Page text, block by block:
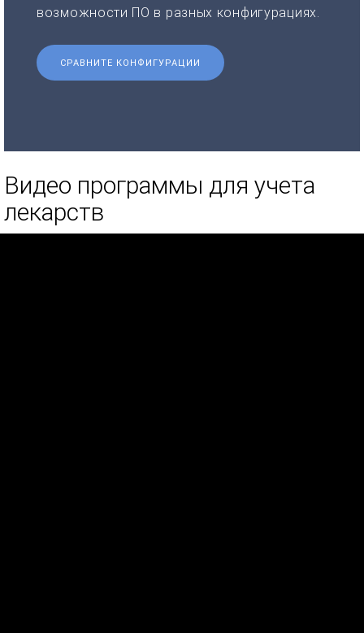
возможности ПО в разных конфигурациях.
СРАВНИТЕ КОНФИГУРАЦИИ
Видео программы для учета
лекарств